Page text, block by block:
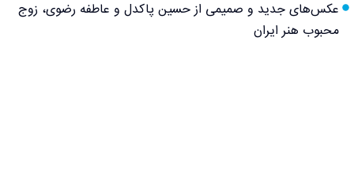
عکس‌های جدید و صمیمی از حسین پاکدل و عاطفه رضوی، زوج
محبوب هنر ایران